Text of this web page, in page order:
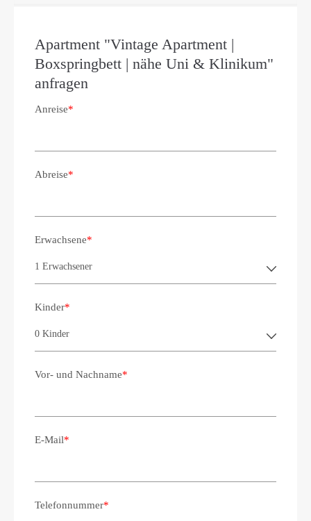
Apartment "Vintage Apartment |
Boxspringbett | nähe Uni & Klinikum"
anfragen
Anreise*
Abreise*
Erwachsene*
Kinder*
Vor- und Nachname*
E-Mail*
Telefonnummer*